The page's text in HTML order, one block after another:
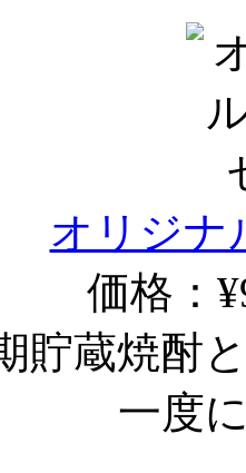
オリジナ
価格：
貯蔵焼酎
一度